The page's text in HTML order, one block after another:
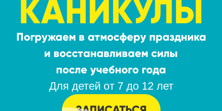
и восстанавливаем силы
после учебного года